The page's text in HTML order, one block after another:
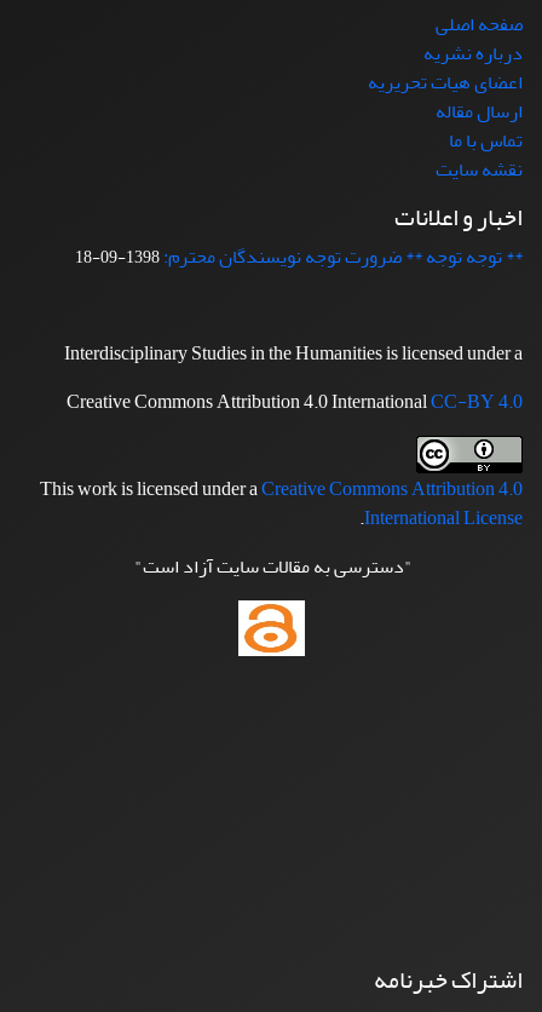
صفحه اصلی
درباره نشریه
اعضای هیات تحریریه
ارسال مقاله
تماس با ما
نقشه سایت
اخبار و اعلانات
** توجه توجه ** ضرورت توجه نویسندگان محترم:1398-09-18
Interdisciplinary Studies in the Humanities is licensed under a
Creative Commons Attribution 4.0 InternationalCC-BY 4.0
This work is licensed under aCreative Commons Attribution 4.0
International License
.
"دسترسی به مقالات سایت آزاد است"
اشتراک خبرنامه